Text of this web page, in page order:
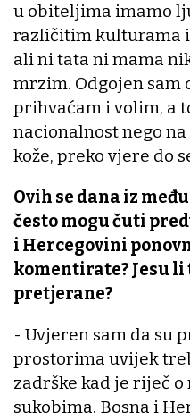
u obiteljima imamo
različitim kulturama
ali ni tata ni mama
mrzim. Odgojen sam
prihvaćam i volim, a
nacionalnost nego
kože, preko vjere do
Ovih se dana iz
često mogu čuti
i Hercegovini
komentirate? Jesu li
pretjerane?
- Uvjeren sam da su
prostorima uvijek
zadrške kad je riječ
sukobima. Bosna i